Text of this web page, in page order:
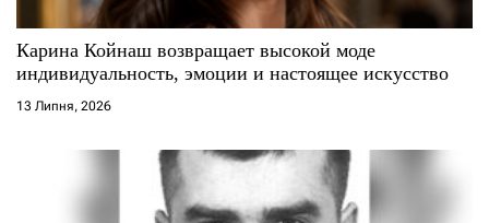
Карина Койнаш возвращает высокой моде
индивидуальность, эмоции и настоящее искусство
13 Липня, 2026